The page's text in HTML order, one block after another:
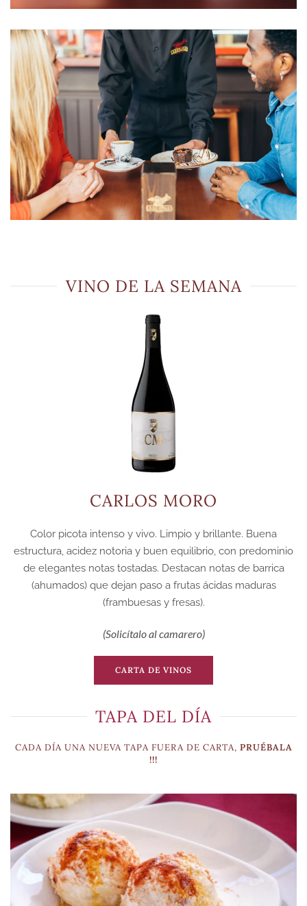
VINO DE LA SEMANA
CARLOS MORO
Color picota intenso y vivo. Limpio y brillante. Buena
estructura, acidez notoria y buen equilibrio, con predominio
de elegantes notas tostadas. Destacan notas de barrica
(ahumados) que dejan paso a frutas ácidas maduras
(frambuesas y fresas).
(Solicítalo al camarero)
CARTA DE VINOS
TAPA DEL DÍA
CADA DÍA UNA NUEVA TAPA FUERA DE CARTA, PRUÉBALA
!!!